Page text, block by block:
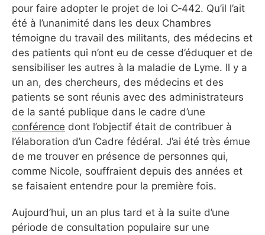
pour faire adopter le projet de loi C‑442. Qu’il l’ait
été à l’unanimité dans les deux Chambres
témoigne du travail des militants, des médecins et
des patients qui n’ont eu de cesse d’éduquer et de
sensibiliser les autres à la maladie de Lyme. Il y a
un an, des chercheurs, des médecins et des
patients se sont réunis avec des administrateurs
de la santé publique dans le cadre d’une
conférence dont l’objectif était de contribuer à
l’élaboration d’un Cadre fédéral. J’ai été très émue
de me trouver en présence de personnes qui,
comme Nicole, souffraient depuis des années et
se faisaient entendre pour la première fois.
Aujourd’hui, un an plus tard et à la suite d’une
période de consultation populaire sur une